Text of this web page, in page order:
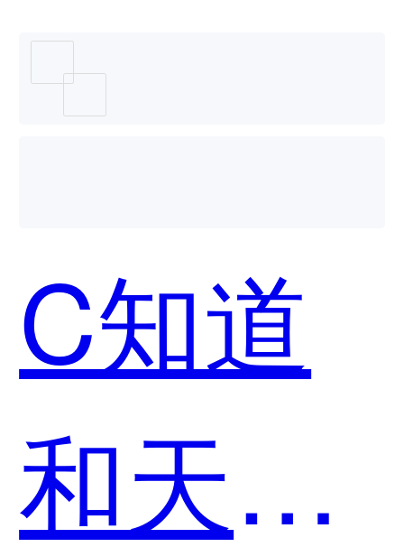
哪个好
用？
C知道
和天工